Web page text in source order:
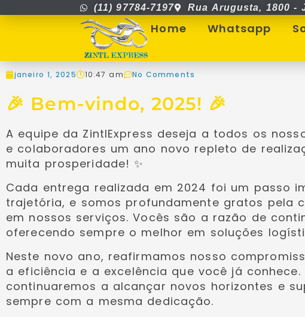
(11) 97784-7197 Rua Arugusta, 1800 -
Home Whatsapp
janeiro 1, 2025 10:47 am No Comments
🎉 Bem-vindo, 2025! 🎉
A equipe da ZintlExpress deseja a todos os
e colaboradores um ano novo repleto de
muita prosperidade! ✨
Cada entrega realizada em 2024 foi um passo
trajetória, e somos profundamente gratos pela
em nossos serviços. Vocês são a razão de
oferecendo sempre o melhor em soluções
Neste novo ano, reafirmamos nosso
a eficiência e a excelência que você já conhece.
continuaremos a alcançar novos horizontes e
sempre com a mesma dedicação.